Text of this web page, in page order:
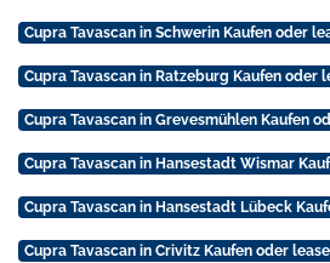
Cupra Tavascan in Schwerin Kaufen oder
Cupra Tavascan in Ratzeburg Kaufen oder
Cupra Tavascan in Grevesmühlen Kaufen
Cupra Tavascan in Hansestadt Wismar
Cupra Tavascan in Hansestadt Lübeck
Cupra Tavascan in Crivitz Kaufen oder